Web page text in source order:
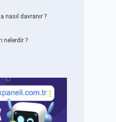
nasıl davranır ?
nelerdir ?